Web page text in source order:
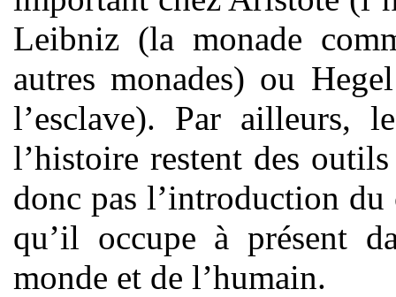
Leibniz (la monade
autres monades) ou
l’esclave). Par ailleurs,
l’histoire restent des
donc pas l’introduction
qu’il occupe à présent
monde et de l’humain.